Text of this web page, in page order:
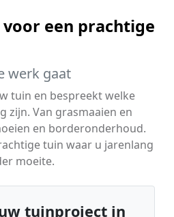
een prachtige
werk gaat
tuin en bespreekt welke
zijn. Van grasmaaien en
en borderonderhoud.
tuin waar u jarenlang
moeite.
tuinproject in